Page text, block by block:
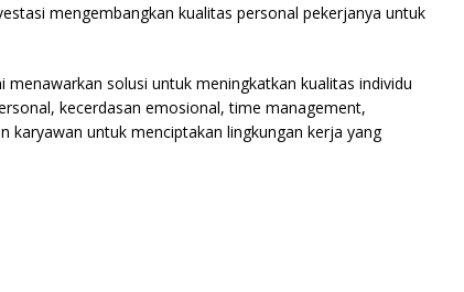
mengembangkan kualitas personal pekerjanya untuk
solusi untuk meningkatkan kualitas individu
kecerdasan emosional, time management,
karyawan untuk menciptakan lingkungan kerja yang